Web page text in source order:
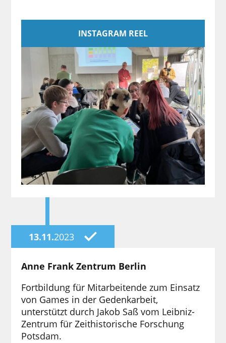
INSTAGRAM REEL
13.11.2023
Anne Frank Zentrum Berlin
Fortbildung für Mitarbeitende zum Einsatz
von Games in der Gedenkarbeit,
unterstützt durch Jakob Saß vom Leibniz-
Zentrum für Zeithistorische Forschung
Potsdam.